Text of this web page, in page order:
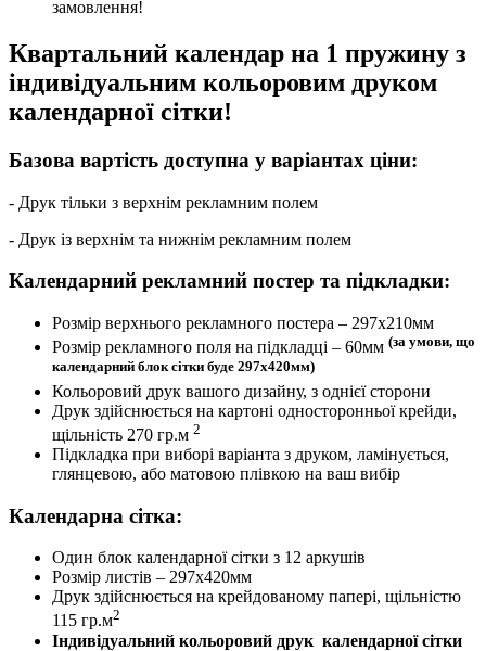
замовлення!
Квартальний календар на 1 пружину з
індивідуальним кольоровим друком
календарної сітки!
Базова вартість доступна у варіантах ціни:
- Друк тільки з верхнім рекламним полем
- Друк із верхнім та нижнім рекламним полем
Календарний рекламний постер та підкладки:
Розмір верхнього рекламного постера – 297х210мм
Розмір рекламного поля на підкладці – 60мм (за умови, що
календарний блок сітки буде 297х420мм)
Кольоровий друк вашого дизайну, з однієї сторони
Друк здійснюється на картоні односторонньої крейди,
щільність 270 гр.м 2
Підкладка при виборі варіанта з друком, ламінується,
глянцевою, або матовою плівкою на ваш вибір
Календарна сітка:
Один блок календарної сітки з 12 аркушів
Розмір листів – 297х420мм
Друк здійснюється на крейдованому папері, щільністю
115 гр.м2
Індивідуальний кольоровий друк календарної сітки